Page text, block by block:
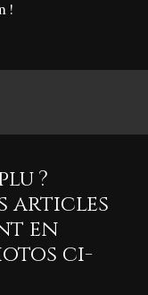
!
?
articles
en
ci-